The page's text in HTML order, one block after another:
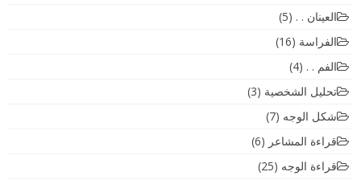
العينان . . (5)
الفراسة (16)
الفم . . (4)
تحليل الشخصية (3)
شكل الوجه (7)
قراءة المشاعر (6)
قراءة الوجه (25)